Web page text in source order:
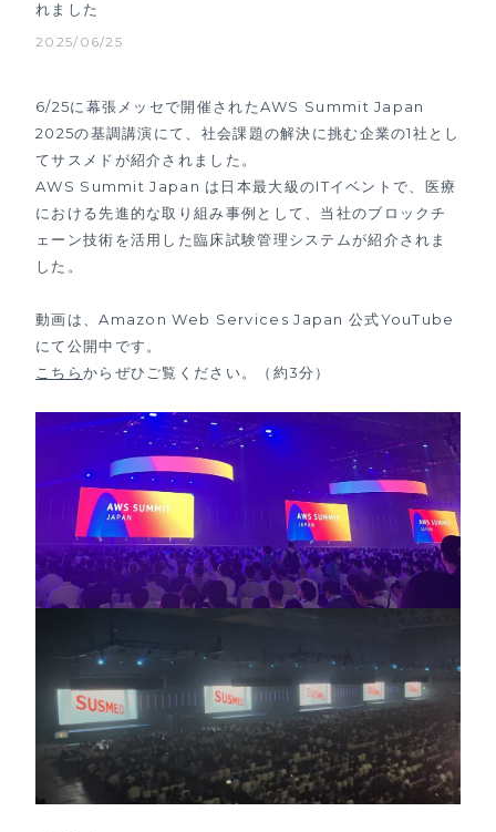
れました
2025/06/25
6/25に幕張メッセで開催されたAWS Summit Japan
2025の基調講演にて、社会課題の解決に挑む企業の1社とし
てサスメドが紹介されました。
AWS Summit Japan は日本最大級のITイベントで、医療
における先進的な取り組み事例として、当社のブロックチ
ェーン技術を活用した臨床試験管理システムが紹介されま
した。
動画は、Amazon Web Services Japan 公式YouTube
にて公開中です。
こちらからぜひご覧ください。（約3分）